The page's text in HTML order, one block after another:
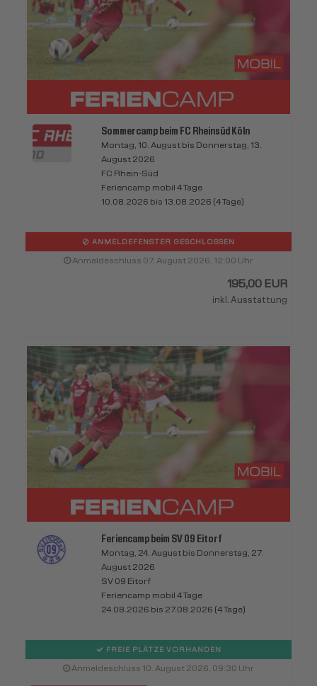
Sommercamp beim FC Rheinsüd Köln
Montag, 10. August bis Donnerstag, 13.
August 2026
FC Rhein-Süd
Feriencamp mobil 4 Tage
10.08.2026 bis 13.08.2026 (4 Tage)
ANMELDEFENSTER GESCHLOSSEN
Anmeldeschluss 07. August 2026, 12:00 Uhr
195,00 EUR
inkl. Ausstattung
Feriencamp beim SV 09 Eitorf
Montag, 24. August bis Donnerstag, 27.
August 2026
SV 09 Eitorf
Feriencamp mobil 4 Tage
24.08.2026 bis 27.08.2026 (4 Tage)
FREIE PLÄTZE VORHANDEN
Anmeldeschluss 10. August 2026, 09:30 Uhr